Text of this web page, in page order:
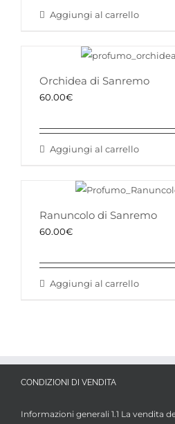
Aggiungi al carrello
Orchidea di Sanremo
60.00€
Aggiungi al carrello
Ranuncolo di Sanremo
60.00€
Aggiungi al carrello
CONDIZIONI DI VENDITA
Informazioni generali 1.1 La vendita